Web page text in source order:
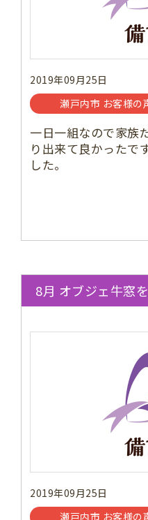
2019年09月25日
瀬戸内市 お客様の
一日一組なので家族
り出来て良かったで
した。
8月 オブジェ牛窓
2019年09月25日
瀬戸内市 お客様の